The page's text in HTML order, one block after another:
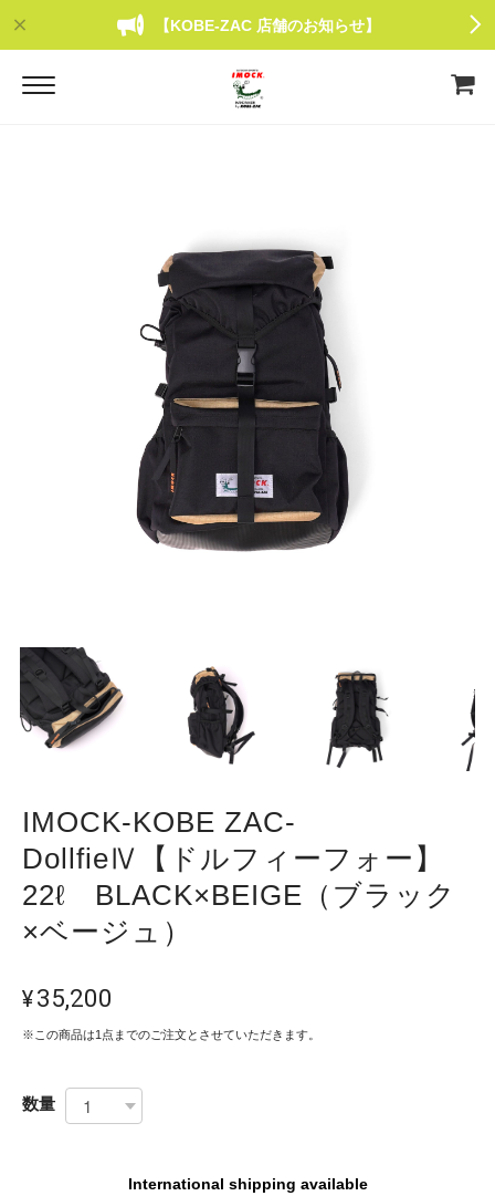
【KOBE-ZAC 店舗のお知らせ】
IMOCK-KOBE ZAC-
DollfieⅣ【ドルフィーフォー】
22ℓ BLACK×BEIGE（ブラック
×ベージュ）
¥35,200
※この商品は1点までのご注文とさせていただきます。
数量
International shipping available